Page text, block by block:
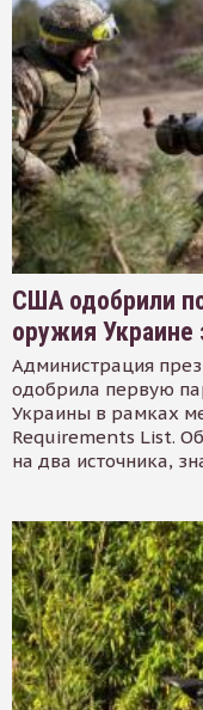
США одобрили
оружия Украине
Администрация
одобрила первую
Украины в рамках
Requirements List.
на два источника,